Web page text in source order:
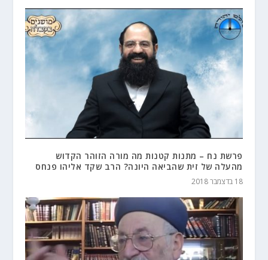
פרשת נח – מתנות קטנות מה מורה הזוהר הקדוש
מהעלה של זית שהביאה היונה? הרב שקד אליהו פנחס
18 בדצמבר 2018